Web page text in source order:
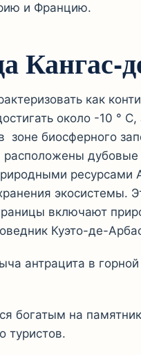
и Францию.
Кангас-
как
около -10 °
зоне биосферного
расположены
ресурсами
экосистемы.
включают
Куэто-де-
антрацита в
богатым на
туристов.